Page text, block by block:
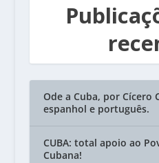
Ode a Cuba, por Cícero
espanhol e português.
CUBA: total apoio ao
Cubana!